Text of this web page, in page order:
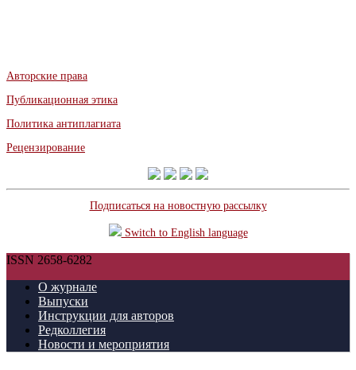
Авторские права
Публикационная этика
Политика антиплагиата
Рецензирование
Подписаться на новостную рассылку
Switch to English language
ISSN 2658-6282
О журнале
Выпуски
Инструкции для авторов
Редколлегия
Новости и мероприятия